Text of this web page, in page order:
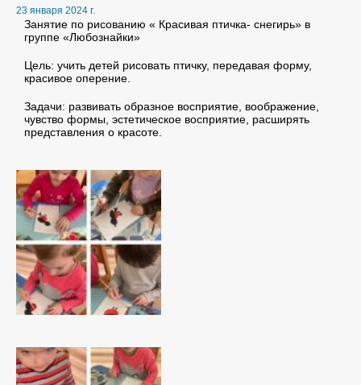
23 января 2024 г.
Занятие по рисованию « Красивая птичка- снегирь» в
группе «Любознайки»
Цель: учить детей рисовать птичку, передавая форму,
красивое оперение.
Задачи: развивать образное восприятие, воображение,
чувство формы, эстетическое восприятие, расширять
представления о красоте.